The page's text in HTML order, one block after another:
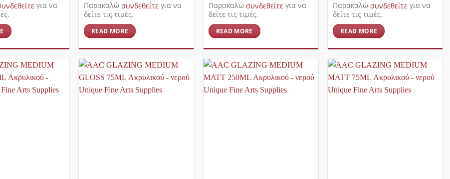
για να
Παρακαλώσυνδεθείτε για να
δείτε τις τιμές.
READ MORE
Παρακαλώ συνδεθείτε για να
δείτε τις τιμές.
READ MORE
Παρακαλώσυνδεθείτε για να
δείτε τις τιμές.
READ MORE